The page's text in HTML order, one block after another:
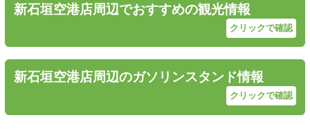
新石垣空港店周辺でおすすめの観光情報
クリックで確認
新石垣空港店周辺のガソリンスタンド情報
クリックで確認